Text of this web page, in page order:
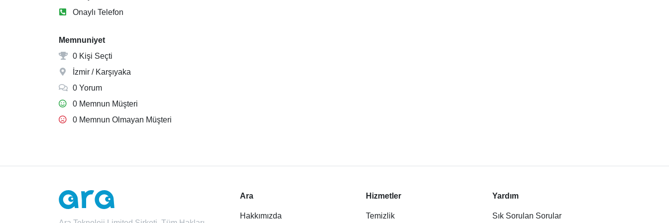
Onaylı Telefon
Memnuniyet
0 Kişi Seçti
İzmir / Karşıyaka
0 Yorum
0 Memnun Müşteri
0 Memnun Olmayan Müşteri
Ara
Hakkımızda
Hizmetler
Temizlik
Yardım
Sık Sorulan Sorular